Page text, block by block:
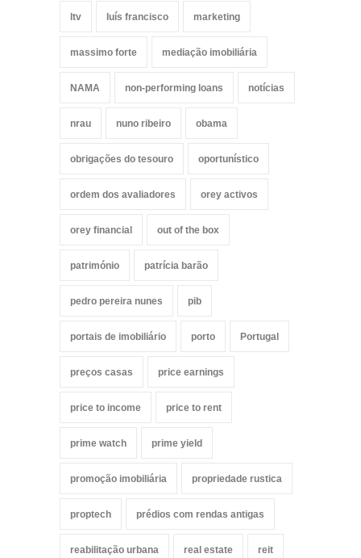
ltv luís francisco marketing
massimo forte mediação imobiliária
NAMA non-performing loans notícias
nrau nuno ribeiro obama
obrigações do tesouro oportunístico
ordem dos avaliadores orey activos
orey financial out of the box
património patrícia barão
pedro pereira nunes pib
portais de imobiliário porto Portugal
preços casas price earnings
price to income price to rent
prime watch prime yield
promoção imobiliária propriedade rustica
proptech prédios com rendas antigas
reabilitação urbana real estate reit